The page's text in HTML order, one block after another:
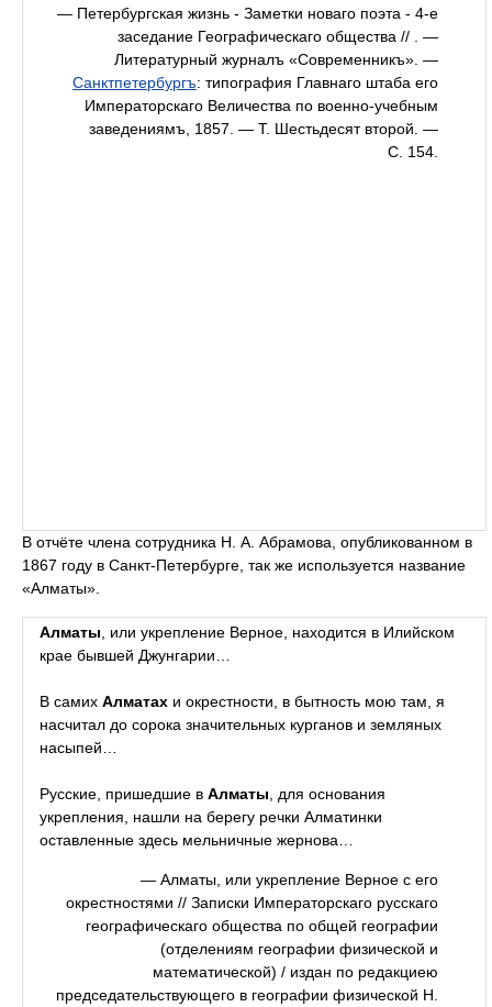
— Петербургская жизнь - Заметки новаго поэта - 4-е
заседание Географическаго общества // . —
Литературный журналъ «Современникъ». —
Санктпетербургъ: типография Главнаго штаба его
Императорскаго Величества по военно-учебным
заведениямъ, 1857. — Т. Шестьдесят второй. —
С. 154.
В отчёте члена сотрудника Н. А. Абрамова, опубликованном в
1867 году в Санкт-Петербурге, так же используется название
«Алматы».
Алматы , или укрепление Верное, находится в Илийском
крае бывшей Джунгарии…
В самих Алматах и окрестности, в бытность мою там, я
насчитал до сорока значительных курганов и земляных
насыпей…
Русские, пришедшие в Алматы , для основания
укрепления, нашли на берегу речки Алматинки
оставленные здесь мельничные жернова…
— Алматы, или укрепление Верное с его
окрестностями // Записки Императорскаго русскаго
географическаго общества по общей географии
(отделениям географии физической и
математической) / издан по редакциею
председательствующего в географии физической Н.